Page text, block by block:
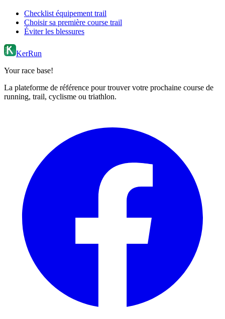
Checklist équipement trail
Choisir sa première course trail
Éviter les blessures
KerRun
Your race base!
La plateforme de référence pour trouver votre prochaine course de
running, trail, cyclisme ou triathlon.